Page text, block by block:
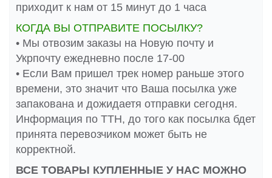
приходит к нам от 15 минут до 1 часа
КОГДА ВЫ ОТПРАВИТЕ ПОСЫЛКУ?
• Мы отвозим заказы на Новую почту и
Укрпочту ежедневно после 17-00
• Если Вам пришел трек номер раньше этого
времени, это значит что Ваша посылка уже
запакована и дожидаетя отправки сегодня.
Информация по ТТН, до того как посылка бдет
принята перевозчиком может быть не
корректной.
ВСЕ ТОВАРЫ КУПЛЕННЫЕ У НАС МОЖНО